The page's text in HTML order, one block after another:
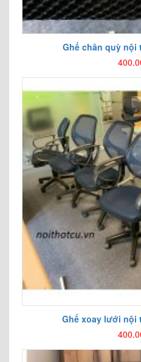
Ghế chân quỳ nội
Ghế xoay lưới nội